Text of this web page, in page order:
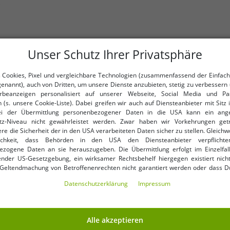
Fokus x Def kombiniert
Details.
Die Marke steht für
Mit Fokus x Def setzt du ein
Perfekt für alle, die Fashion
Unser Schutz Ihrer Privatsphäre
Pixel und vergleichbare Technologien (zusammenfassend der
auch von Dritten, um unsere Dienste anzubieten, stetig zu verbessern
personalisiert auf unserer Webseite, Social Media und
(s. unsere Cookie-Liste). Dabei greifen wir auch auf Diensteanbieter mit Sitz
der Übermittlung personenbezogener Daten in die USA kann ein
Niveau nicht gewährleistet werden. Zwar haben wir Vorkehrungen
die Sicherheit der in den USA verarbeiteten Daten sicher zu stellen.
dass Behörden in den USA den Diensteanbieter
Daten an sie herauszugeben. Die Übermittlung erfolgt im
US-Gesetzgebung, ein wirksamer Rechtsbehelf hiergegen existiert
von Betroffenenrechten nicht garantiert werden oder dass
in die USA für einverstanden (s.a. unsere Datenschutzerklärung). Du hast
erklären oder unter „Weitere Einstellungen“ an Deine Wünsche
Daten­schutz­erklärung Impressum
Alle akzeptieren